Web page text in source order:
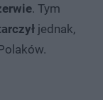
. Tym
jednak,